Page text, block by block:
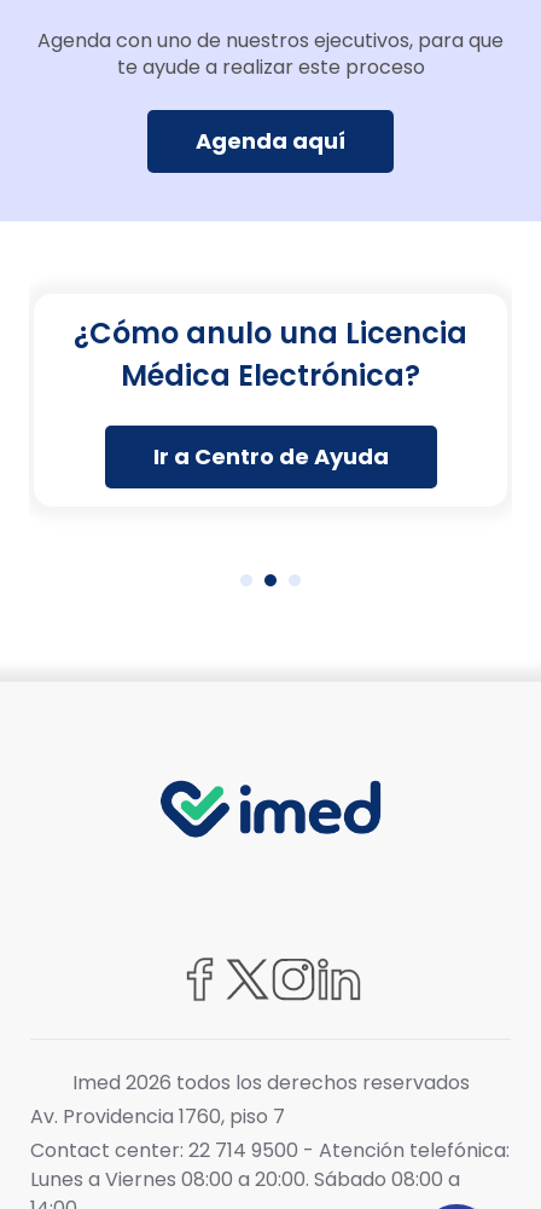
Agenda con uno de nuestros ejecutivos, para que
te ayude a realizar este proceso
Agenda aquí
¿Cómo anulo una Licencia
Médica Electrónica?
Ir a Centro de Ayuda
Imed 2026 todos los derechos reservados
Av. Providencia 1760, piso 7
Contact center: 22 714 9500 - Atención telefónica:
Lunes a Viernes 08:00 a 20:00. Sábado 08:00 a